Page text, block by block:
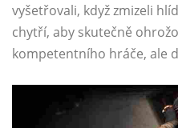
vyšetřovali, když zmizeli
chytří, aby skutečně
kompetentního hráče, ale